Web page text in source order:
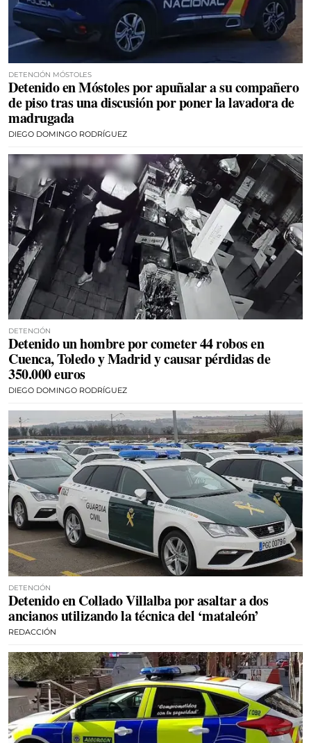
DETENCIÓN MÓSTOLES
Detenido en Móstoles por apuñalar a su compañero
de piso tras una discusión por poner la lavadora de
madrugada
DIEGO DOMINGO RODRÍGUEZ
DETENCIÓN
Detenido un hombre por cometer 44 robos en
Cuenca, Toledo y Madrid y causar pérdidas de
350.000 euros
DIEGO DOMINGO RODRÍGUEZ
DETENCIÓN
Detenido en Collado Villalba por asaltar a dos
ancianos utilizando la técnica del ‘mataleón’
REDACCIÓN